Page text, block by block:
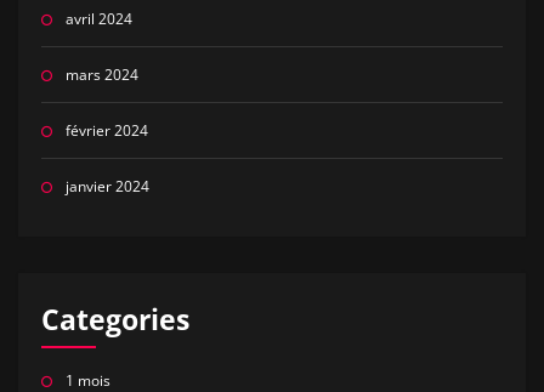
avril 2024
mars 2024
février 2024
janvier 2024
Categories
1 mois